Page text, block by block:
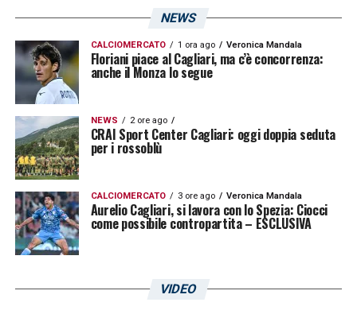
NEWS
CALCIOMERCATO 1 ora ago Veronica Mandala
Floriani piace al Cagliari, ma c’è concorrenza:
anche il Monza lo segue
NEWS 2 ore ago
CRAI Sport Center Cagliari: oggi doppia seduta
per i rossoblù
CALCIOMERCATO 3 ore ago Veronica Mandala
Aurelio Cagliari, si lavora con lo Spezia: Ciocci
come possibile contropartita – ESCLUSIVA
VIDEO